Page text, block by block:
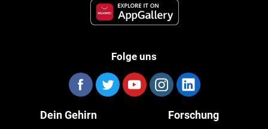
Folge uns
Dein Gehirn Forschung